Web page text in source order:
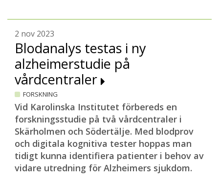
2 nov 2023
Blodanalys testas i ny
alzheimerstudie på
vårdcentraler
FORSKNING
Vid Karolinska Institutet förbereds en
forskningsstudie på två vårdcentraler i
Skärholmen och Södertälje. Med blodprov
och digitala kognitiva tester hoppas man
tidigt kunna identifiera patienter i behov av
vidare utredning för Alzheimers sjukdom.